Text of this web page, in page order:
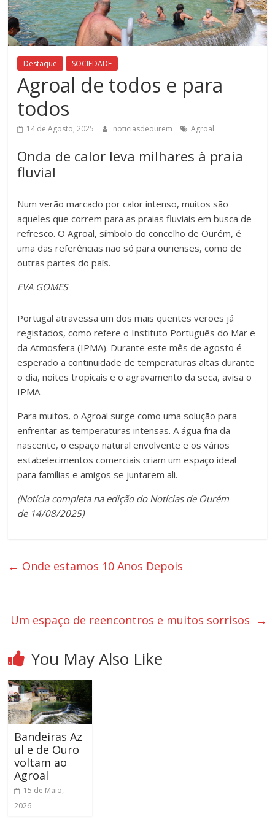
Destaque SOCIEDADE
Agroal de todos e para
todos
14 de Agosto, 2025 noticiasdeourem Agroal
Onda de calor leva milhares à praia
fluvial
Num verão marcado por calor intenso, muitos são
aqueles que correm para as praias fluviais em busca de
refresco. O Agroal, símbolo do concelho de Ourém, é
uma das referências não só para ourienses, como de
outras partes do país.
EVA GOMES
Portugal atravessa um dos mais quentes verões já
registados, como refere o Instituto Português do Mar e
da Atmosfera (IPMA). Durante este mês de agosto é
esperado a continuidade de temperaturas altas durante
o dia, noites tropicais e o agravamento da seca, avisa o
IPMA.
Para muitos, o Agroal surge como uma solução para
enfrentar as temperaturas intensas. A água fria da
nascente, o espaço natural envolvente e os vários
estabelecimentos comerciais criam um espaço ideal
para famílias e amigos se juntarem ali.
(Notícia completa na edição do Notícias de Ourém
de 14/08/2025)
← Onde estamos 10 Anos Depois
Um espaço de reencontros e muitos sorrisos →
You May Also Like
Bandeiras Az
ul e de Ouro
voltam ao
Agroal
15 de Maio,
2026